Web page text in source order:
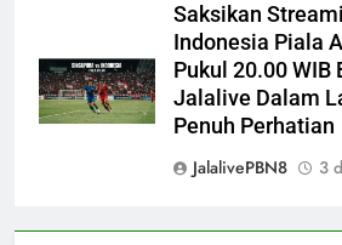
Saksikan
Indonesia Piala
Pukul 20.00 WIB
Jalalive Dalam
Penuh Perhatian
JalalivePBN8
3